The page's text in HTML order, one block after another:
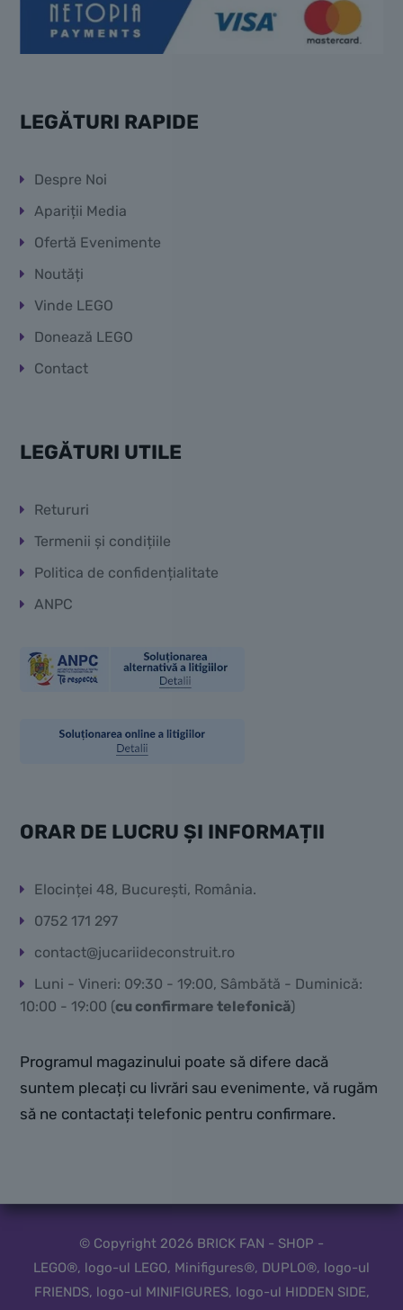
LEGĂTURI RAPIDE
Despre Noi
Apariții Media
Ofertă Evenimente
Noutăți
Vinde LEGO
Donează LEGO
Contact
LEGĂTURI UTILE
Retururi
Termenii și condițiile
Politica de confidențialitate
ANPC
ORAR DE LUCRU ȘI INFORMAȚII
Elocinței 48, București, România.
0752 171 297
contact@jucariideconstruit.ro
Luni - Vineri: 09:30 - 19:00, Sâmbătă - Duminică:
10:00 - 19:00 (cu confirmare telefonică)
Programul magazinului poate să difere dacă
suntem plecați cu livrări sau evenimente, vă rugăm
să ne contactați telefonic pentru confirmare.
© Copyright 2026 BRICK FAN - SHOP -
LEGO®, logo-ul LEGO, Minifigures®, DUPLO®, logo-ul
FRIENDS, logo-ul MINIFIGURES, logo-ul HIDDEN SIDE,